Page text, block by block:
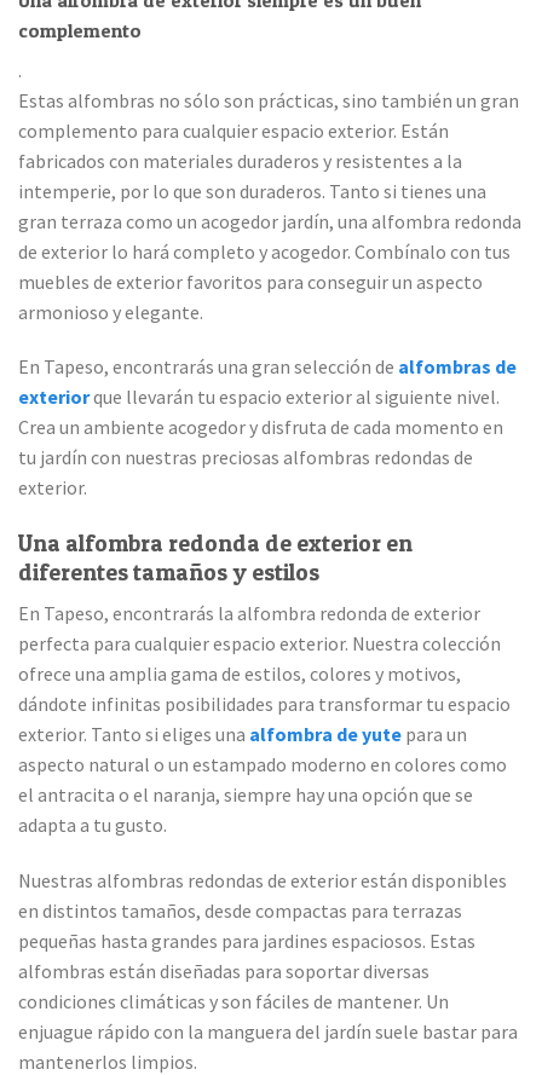
complemento
.
Estas alfombras no sólo son prácticas, sino también un gran
complemento para cualquier espacio exterior. Están
fabricados con materiales duraderos y resistentes a la
intemperie, por lo que son duraderos. Tanto si tienes una
gran terraza como un acogedor jardín, una alfombra redonda
de exterior lo hará completo y acogedor. Combínalo con tus
muebles de exterior favoritos para conseguir un aspecto
armonioso y elegante.
En Tapeso, encontrarás una gran selección de alfombras de
exteriorque llevarán tu espacio exterior al siguiente nivel.
Crea un ambiente acogedor y disfruta de cada momento en
tu jardín con nuestras preciosas alfombras redondas de
exterior.
Una alfombra redonda de exterior en
diferentes tamaños y estilos
En Tapeso, encontrarás la alfombra redonda de exterior
perfecta para cualquier espacio exterior. Nuestra colección
ofrece una amplia gama de estilos, colores y motivos,
dándote infinitas posibilidades para transformar tu espacio
exterior. Tanto si eliges una alfombra de yute para un
aspecto natural o un estampado moderno en colores como
el antracita o el naranja, siempre hay una opción que se
adapta a tu gusto.
Nuestras alfombras redondas de exterior están disponibles
en distintos tamaños, desde compactas para terrazas
pequeñas hasta grandes para jardines espaciosos. Estas
alfombras están diseñadas para soportar diversas
condiciones climáticas y son fáciles de mantener. Un
enjuague rápido con la manguera del jardín suele bastar para
mantenerlos limpios.